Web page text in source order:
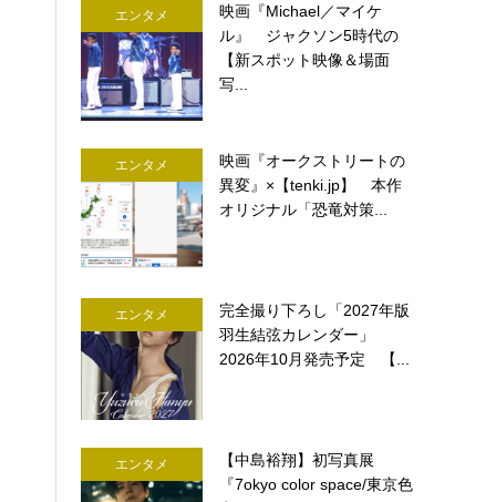
エンタメ
映画『Michael／マイケ
ル』 ジャクソン5時代の
【新スポット映像＆場面
写...
エンタメ
映画『オークストリートの
異変』×【tenki.jp】 本作
オリジナル「恐竜対策...
エンタメ
完全撮り下ろし「2027年版
羽生結弦カレンダー」
2026年10月発売予定 【...
エンタメ
【中島裕翔】初写真展
『7okyo color space/東京色